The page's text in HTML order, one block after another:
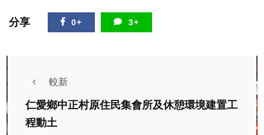
分享 0+ 3+
較新
仁愛鄉中正村原住民集會所及休憩環境建置工
程動土